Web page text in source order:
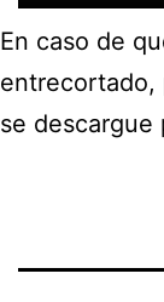
En caso de
entrecortado,
se descargue